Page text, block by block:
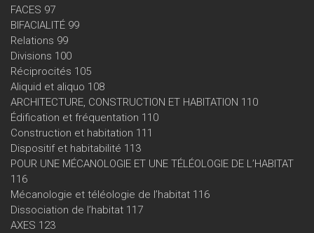
FACES 97
BIFACIALITÉ 99
Relations 99
Divisions 100
Réciprocités 105
Aliquid et aliquo 108
ARCHITECTURE, CONSTRUCTION ET HABITATION 110
Édification et fréquentation 110
Construction et habitation 111
Dispositif et habitabilité 113
POUR UNE MÉCANOLOGIE ET UNE TÉLÉOLOGIE DE L’HABITAT
116
Mécanologie et téléologie de l’habitat 116
Dissociation de l’habitat 117
AXES 123